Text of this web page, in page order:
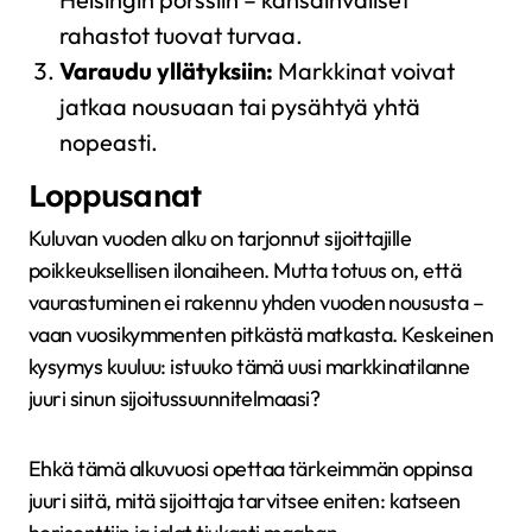
rahastot tuovat turvaa.
Varaudu yllätyksiin: Markkinat voivat
jatkaa nousuaan tai pysähtyä yhtä
nopeasti.
Loppusanat
Kuluvan vuoden alku on tarjonnut sijoittajille
poikkeuksellisen ilonaiheen. Mutta totuus on, että
vaurastuminen ei rakennu yhden vuoden noususta –
vaan vuosikymmenten pitkästä matkasta. Keskeinen
kysymys kuuluu: istuuko tämä uusi markkinatilanne
juuri sinun sijoitussuunnitelmaasi?
Ehkä tämä alkuvuosi opettaa tärkeimmän oppinsa
juuri siitä, mitä sijoittaja tarvitsee eniten: katseen